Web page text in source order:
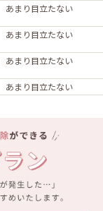
あまり目立たない
あまり目立たない
あまり目立たない
あまり目立たない